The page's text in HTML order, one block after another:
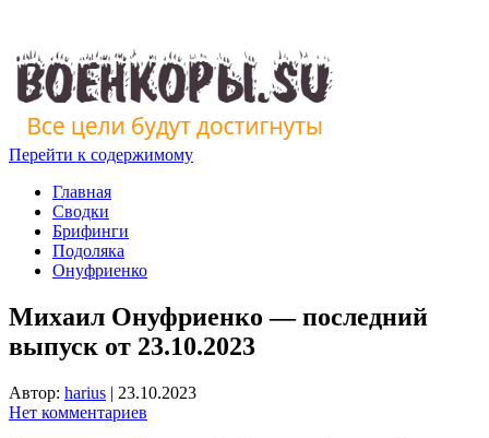
Перейти к содержимому
Главная
Сводки
Брифинги
Подоляка
Онуфриенко
Михаил Онуфриенко — последний
выпуск от 23.10.2023
Автор: harius | 23.10.2023
Нет комментариев